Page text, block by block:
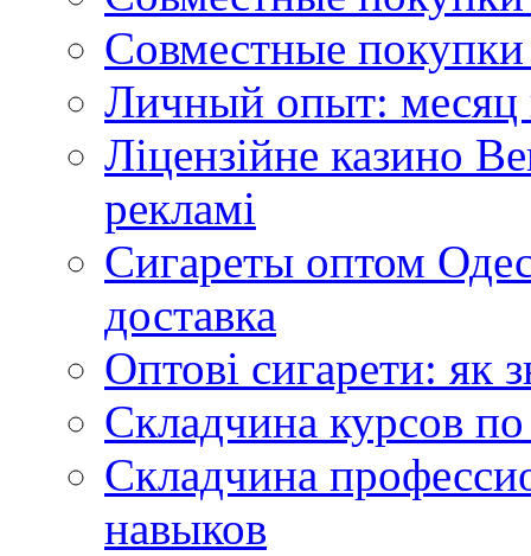
Совместные покупки
Личный опыт: месяц
Ліцензійне казино
рекламі
Сигареты оптом
доставка
Оптові сигарети: як
Складчина курсов
Складчина
навыков